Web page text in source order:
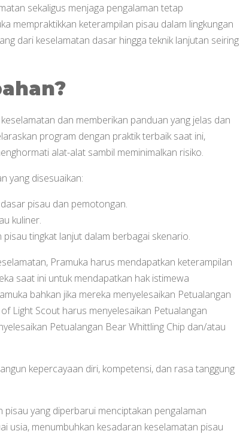
sekaligus menjaga pengalaman tetap
mempraktikkan keterampilan pisau dalam lingkungan
dari keselamatan dasar hingga teknik lanjutan seiring
dan memberikan panduan yang jelas dan
program dengan praktik terbaik saat ini,
alat-alat sambil meminimalkan risiko.
yang disesuaikan:
pisau dan pemotongan.
kuliner.
pisau tingkat lanjut dalam berbagai skenario.
Pramuka harus mendapatkan keterampilan
saat ini untuk mendapatkan hak istimewa
bahkan jika mereka menyelesaikan Petualangan
Light Scout harus menyelesaikan Petualangan
Petualangan Bear Whittling Chip dan/atau
kepercayaan diri, kompetensi, dan rasa tanggung
yang diperbarui menciptakan pengalaman
usia, menumbuhkan kesadaran keselamatan pisau